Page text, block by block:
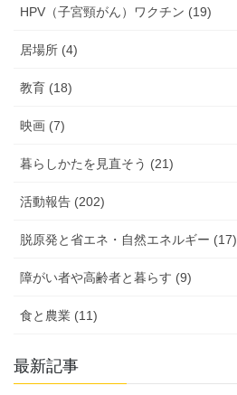
HPV（子宮頸がん）ワクチン (19)
居場所 (4)
教育 (18)
映画 (7)
暮らしかたを見直そう (21)
活動報告 (202)
脱原発と省エネ・自然エネルギー (17)
障がい者や高齢者と暮らす (9)
食と農業 (11)
最新記事